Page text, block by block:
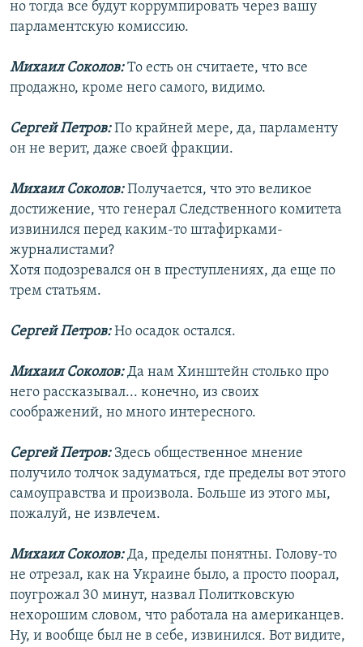
но тогда все будут коррумпировать через вашу
парламентскую комиссию.
Михаил Соколов:То есть он считаете, что все
продажно, кроме него самого, видимо.
Сергей Петров:По крайней мере, да, парламенту
он не верит, даже своей фракции.
Михаил Соколов:Получается, что это великое
достижение, что генерал Следственного комитета
извинился перед каким-то штафирками-
журналистами?
Хотя подозревался он в преступлениях, да еще по
трем статьям.
Сергей Петров:Но осадок остался.
Михаил Соколов:Да нам Хинштейн столько про
него рассказывал... конечно, из своих
соображений, но много интересного.
Сергей Петров:Здесь общественное мнение
получило толчок задуматься, где пределы вот этого
самоуправства и произвола. Больше из этого мы,
пожалуй, не извлечем.
Михаил Соколов:Да, пределы понятны. Голову-то
не отрезал, как на Украине было, а просто поорал,
поугрожал 30 минут, назвал Политковскую
нехорошим словом, что работала на американцев.
Ну, и вообще был не в себе, извинился. Вот видите,